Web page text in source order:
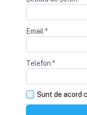
Email *
Telefon *
Sunt de acord